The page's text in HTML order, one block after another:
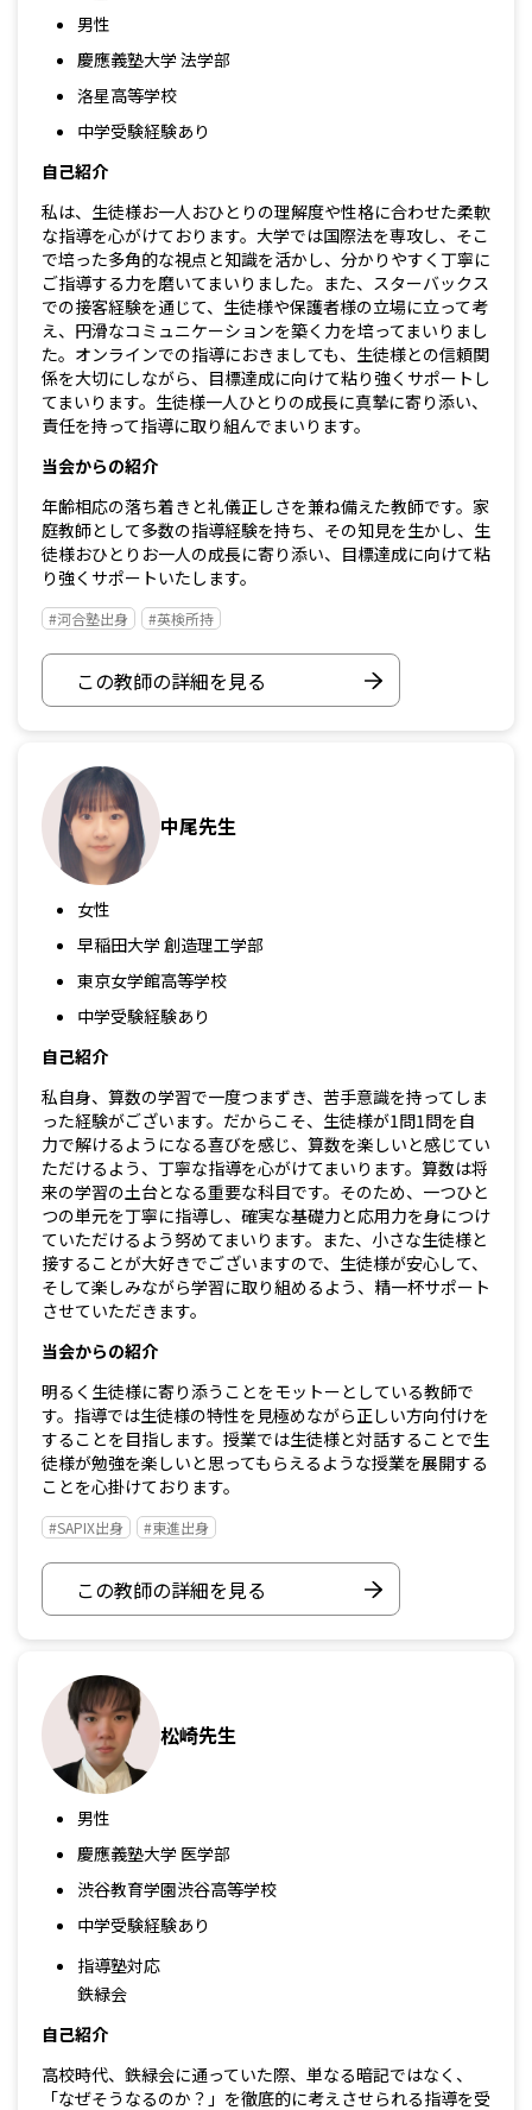
男性
慶應義塾大学 法学部
洛星高等学校
中学受験経験あり
自己紹介
私は、生徒様お一人おひとりの理解度や性格に合わせた柔軟
な指導を心がけております。大学では国際法を専攻し、そこ
で培った多角的な視点と知識を活かし、分かりやすく丁寧に
ご指導する力を磨いてまいりました。また、スターバックス
での接客経験を通じて、生徒様や保護者様の立場に立って考
え、円滑なコミュニケーションを築く力を培ってまいりまし
た。オンラインでの指導におきましても、生徒様との信頼関
係を大切にしながら、目標達成に向けて粘り強くサポートし
てまいります。生徒様一人ひとりの成長に真摯に寄り添い、
責任を持って指導に取り組んでまいります。
当会からの紹介
年齢相応の落ち着きと礼儀正しさを兼ね備えた教師です。家
庭教師として多数の指導経験を持ち、その知見を生かし、生
徒様おひとりお一人の成長に寄り添い、目標達成に向けて粘
り強くサポートいたします。
#河合塾出身 #英検所持
この教師の詳細を見る
中尾先生
女性
早稲田大学 創造理工学部
東京女学館高等学校
中学受験経験あり
自己紹介
私自身、算数の学習で一度つまずき、苦手意識を持ってしま
った経験がございます。だからこそ、生徒様が1問1問を自
力で解けるようになる喜びを感じ、算数を楽しいと感じてい
ただけるよう、丁寧な指導を心がけてまいります。算数は将
来の学習の土台となる重要な科目です。そのため、一つひと
つの単元を丁寧に指導し、確実な基礎力と応用力を身につけ
ていただけるよう努めてまいります。また、小さな生徒様と
接することが大好きでございますので、生徒様が安心して、
そして楽しみながら学習に取り組めるよう、精一杯サポート
させていただきます。
当会からの紹介
明るく生徒様に寄り添うことをモットーとしている教師で
す。指導では生徒様の特性を見極めながら正しい方向付けを
することを目指します。授業では生徒様と対話することで生
徒様が勉強を楽しいと思ってもらえるような授業を展開する
ことを心掛けております。
#SAPIX出身 #東進出身
この教師の詳細を見る
松崎先生
男性
慶應義塾大学 医学部
渋谷教育学園渋谷高等学校
中学受験経験あり
指導塾対応
鉄緑会
自己紹介
高校時代、鉄緑会に通っていた際、単なる暗記ではなく、
「なぜそうなるのか？」を徹底的に考えさせられる指導を受